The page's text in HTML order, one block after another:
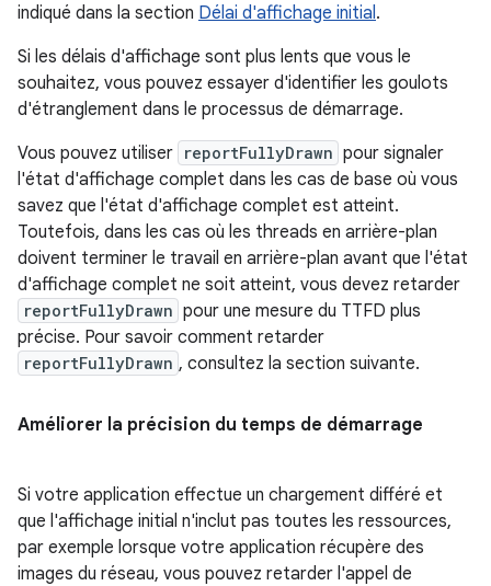
indiqué dans la section Délai d'affichage initial .
Si les délais d'affichage sont plus lents que vous le
souhaitez, vous pouvez essayer d'identifier les goulots
d'étranglement dans le processus de démarrage.
Vous pouvez utiliser reportFullyDrawn pour signaler
l'état d'affichage complet dans les cas de base où vous
savez que l'état d'affichage complet est atteint.
Toutefois, dans les cas où les threads en arrière-plan
doivent terminer le travail en arrière-plan avant que l'état
d'affichage complet ne soit atteint, vous devez retarder
reportFullyDrawn pour une mesure du TTFD plus
précise. Pour savoir comment retarder
reportFullyDrawn , consultez la section suivante.
Améliorer la précision du temps de démarrage
Si votre application effectue un chargement différé et
que l'affichage initial n'inclut pas toutes les ressources,
par exemple lorsque votre application récupère des
images du réseau, vous pouvez retarder l'appel de